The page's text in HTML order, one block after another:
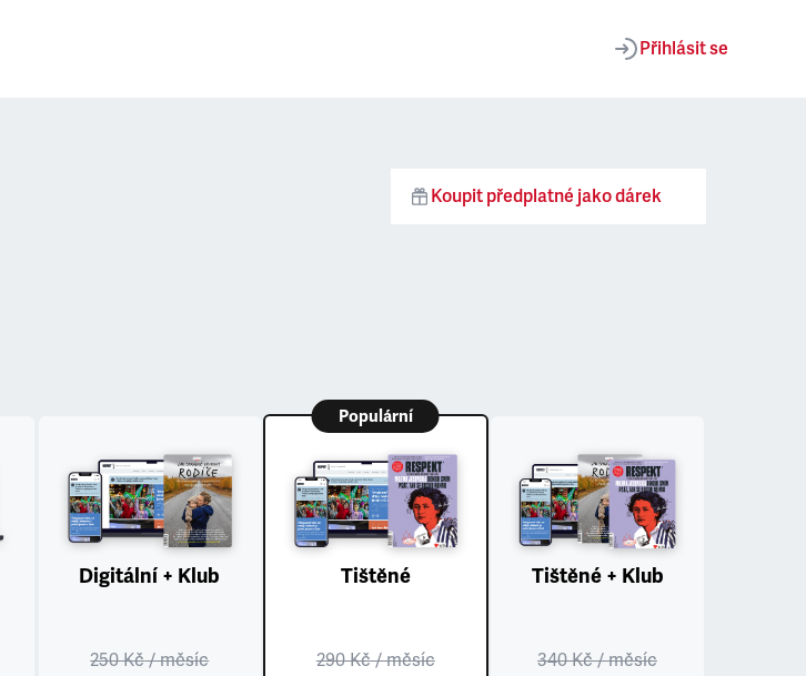
Přihlásit se
Koupit předplatné jako dárek
Digitální + Klub
250 Kč/ měsíc
Populární
Tištěné
290 Kč/ měsíc
Tištěné + Klub
340 Kč/ měsíc